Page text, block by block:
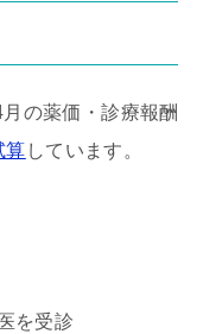
の薬価・診療報酬
算 しています。
を受診